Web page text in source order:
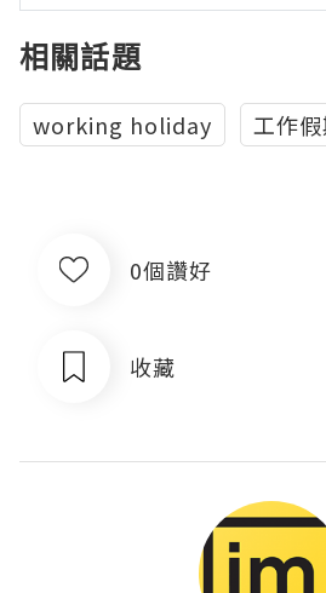
相關話題
working holiday 工作
0個讚好
收藏